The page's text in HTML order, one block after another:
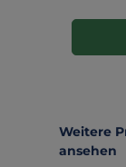
Weitere
ansehen